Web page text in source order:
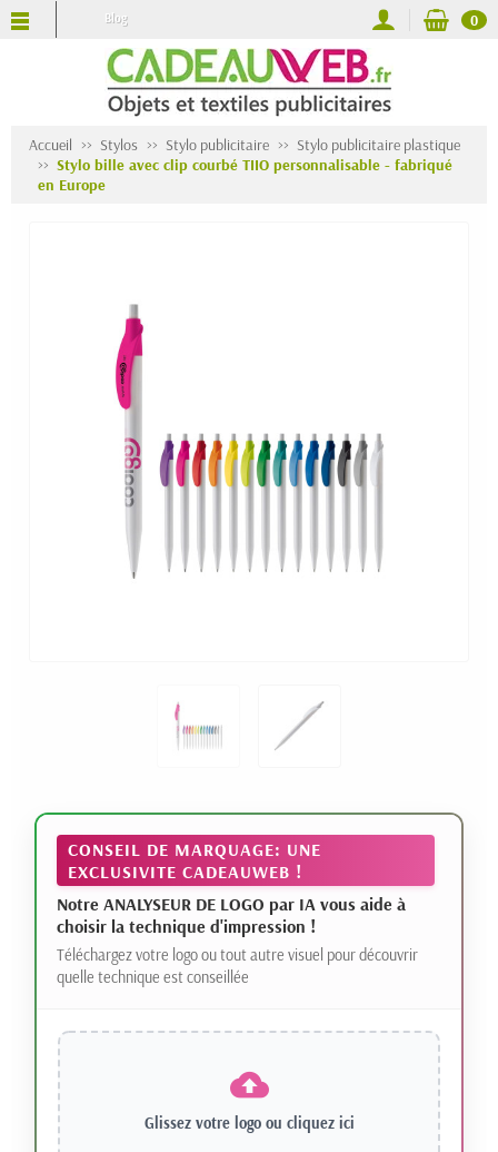
Blog 0
Accueil Stylos Stylo publicitaire
Stylo publicitaire plastique
Stylo bille avec clip courbé TIIO personnalisable - fabriqué
en Europe
CONSEIL DE MARQUAGE: UNE
EXCLUSIVITE CADEAUWEB !
Notre ANALYSEUR DE LOGO par IA vous aide à
choisir la technique d'impression !
Téléchargez votre logo ou tout autre visuel pour découvrir
quelle technique est conseillée
Glissez votre logo ou cliquez ici